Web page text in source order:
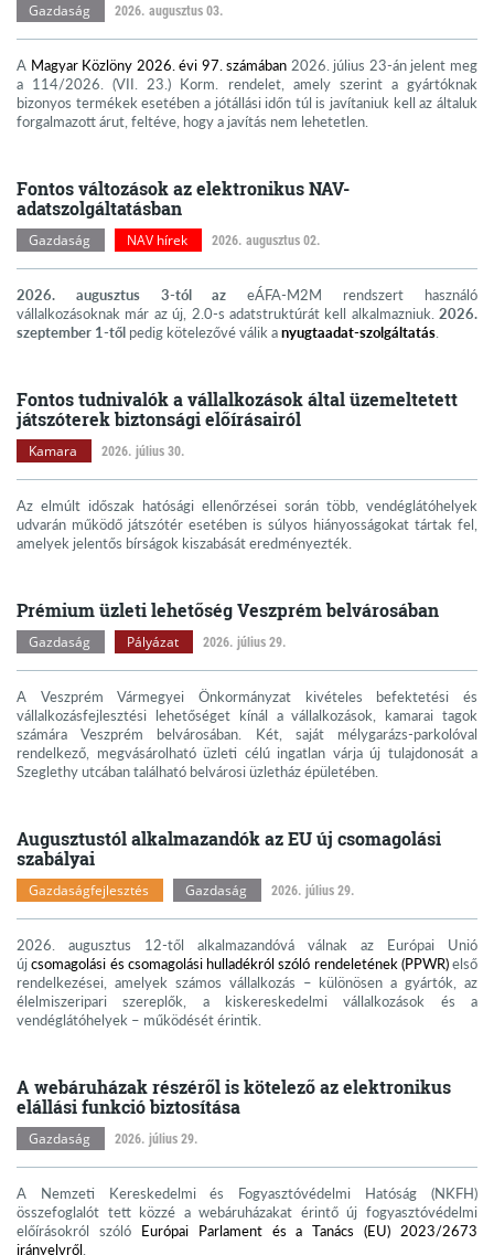
Gazdaság 2026. augusztus 03.
A Magyar Közlöny 2026. évi 97. számában 2026. július 23-án jelent meg
a 114/2026. (VII. 23.) Korm. rendelet, amely szerint a gyártóknak
bizonyos termékek esetében a jótállási időn túl is javítaniuk kell az általuk
forgalmazott árut, feltéve, hogy a javítás nem lehetetlen.
Fontos változások az elektronikus NAV-
adatszolgáltatásban
Gazdaság NAV hírek 2026. augusztus 02.
2026. augusztus 3-tól azeÁFA-M2M rendszert használó
vállalkozásoknak már az új, 2.0-s adatstruktúrát kell alkalmazniuk. 2026.
szeptember 1-től pedig kötelezővé válik anyugtaadat-szolgáltatás.
Fontos tudnivalók a vállalkozások által üzemeltetett
játszóterek biztonsági előírásairól
Kamara 2026. július 30.
Az elmúlt időszak hatósági ellenőrzései során több, vendéglátóhelyek
udvarán működő játszótér esetében is súlyos hiányosságokat tártak fel,
amelyek jelentős bírságok kiszabását eredményezték.
Prémium üzleti lehetőség Veszprém belvárosában
Gazdaság Pályázat 2026. július 29.
A Veszprém Vármegyei Önkormányzat kivételes befektetési és
vállalkozásfejlesztési lehetőséget kínál a vállalkozások, kamarai tagok
számára Veszprém belvárosában. Két, saját mélygarázs-parkolóval
rendelkező, megvásárolható üzleti célú ingatlan várja új tulajdonosát a
Szeglethy utcában található belvárosi üzletház épületében.
Augusztustól alkalmazandók az EU új csomagolási
szabályai
Gazdaságfejlesztés Gazdaság 2026. július 29.
2026. augusztus 12-től alkalmazandóvá válnak az Európai Unió
újcsomagolási és csomagolási hulladékról szóló rendeletének (PPWR)első
rendelkezései, amelyek számos vállalkozás – különösen a gyártók, az
élelmiszeripari szereplők, a kiskereskedelmi vállalkozások és a
vendéglátóhelyek – működését érintik.
A webáruházak részéről is kötelező az elektronikus
elállási funkció biztosítása
Gazdaság 2026. július 29.
A Nemzeti Kereskedelmi és Fogyasztóvédelmi Hatóság (NKFH)
összefoglalót tett közzé a webáruházakat érintő új fogyasztóvédelmi
előírásokról szóló Európai Parlament és a Tanács (EU) 2023/2673
irányelvről.